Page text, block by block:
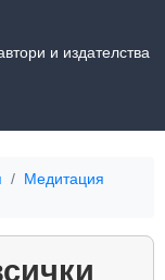
и издателства
Медитация